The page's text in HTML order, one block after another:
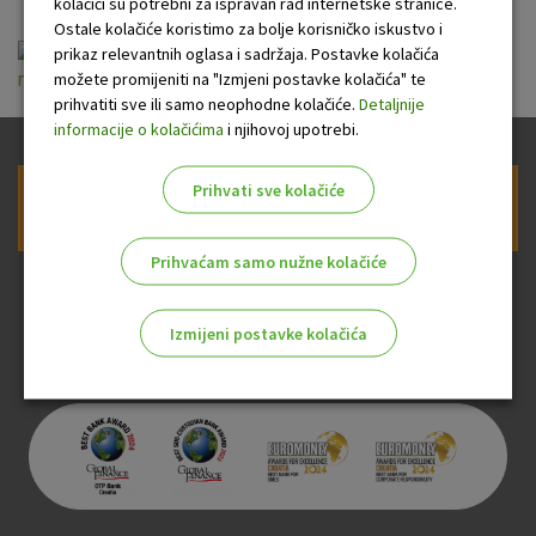
Naknade za usluge platnog prometa za
nepotrosace_15_12_2019.pdf
Prijava na newsletter OTP banke
Ostale kolačiće koristimo za bolje korisničko iskustvo i
prikaz relevantnih oglasa i sadržaja. Postavke kolačića
možete promijeniti na "Izmjeni postavke kolačića" te
prihvatiti sve ili samo neophodne kolačiće. Detaljnije
informacije o kolačićima i njihovoj upotrebi.
Prihvati sve kolačiće
Prihvaćam samo nužne kolačiće
Izmijeni postavke kolačića